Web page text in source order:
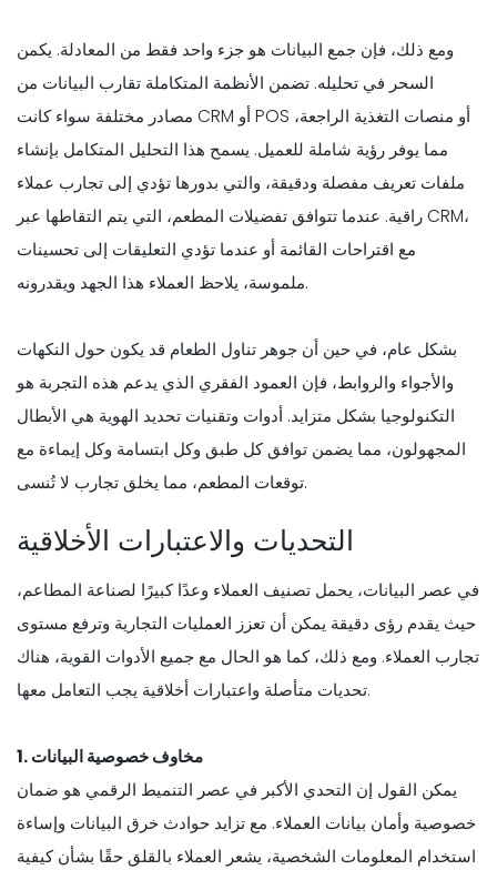
ومع ذلك، فإن جمع البيانات هو جزء واحد فقط من المعادلة. يكمن
السحر في تحليله. تضمن الأنظمة المتكاملة تقارب البيانات من
مصادر مختلفة سواء كانت CRM أو POS أو منصات التغذية الراجعة،
مما يوفر رؤية شاملة للعميل. يسمح هذا التحليل المتكامل بإنشاء
ملفات تعريف مفصلة ودقيقة، والتي بدورها تؤدي إلى تجارب عملاء
راقية. عندما تتوافق تفضيلات المطعم، التي يتم التقاطها عبر CRM،
مع اقتراحات القائمة أو عندما تؤدي التعليقات إلى تحسينات
ملموسة، يلاحظ العملاء هذا الجهد ويقدرونه.
بشكل عام، في حين أن جوهر تناول الطعام قد يكون حول النكهات
والأجواء والروابط، فإن العمود الفقري الذي يدعم هذه التجربة هو
التكنولوجيا بشكل متزايد. أدوات وتقنيات تحديد الهوية هي الأبطال
المجهولون، مما يضمن توافق كل طبق وكل ابتسامة وكل إيماءة مع
توقعات المطعم، مما يخلق تجارب لا تُنسى.
التحديات والاعتبارات الأخلاقية
في عصر البيانات، يحمل تصنيف العملاء وعدًا كبيرًا لصناعة المطاعم،
حيث يقدم رؤى دقيقة يمكن أن تعزز العمليات التجارية وترفع مستوى
تجارب العملاء. ومع ذلك، كما هو الحال مع جميع الأدوات القوية، هناك
تحديات متأصلة واعتبارات أخلاقية يجب التعامل معها.
1. مخاوف خصوصية البيانات
يمكن القول إن التحدي الأكبر في عصر التنميط الرقمي هو ضمان
خصوصية وأمان بيانات العملاء. مع تزايد حوادث خرق البيانات وإساءة
استخدام المعلومات الشخصية، يشعر العملاء بالقلق حقًا بشأن كيفية